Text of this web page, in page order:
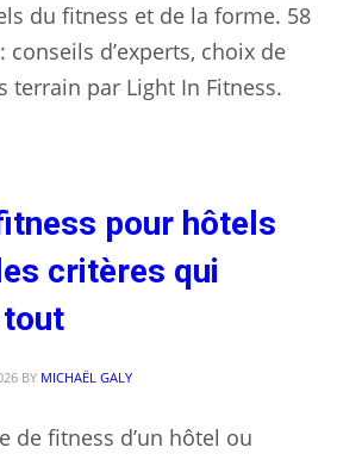
du fitness et de la forme. 58
d’experts, choix de
terrain par Light In Fitness.
pour hôtels
critères qui
BY MICHAËL GALY
de fitness d’un hôtel ou